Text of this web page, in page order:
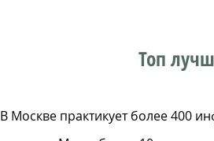
Топ
В Москве практикует более 400